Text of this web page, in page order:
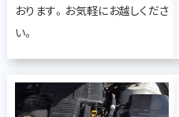
おります。お気軽にお越しくださ
い。